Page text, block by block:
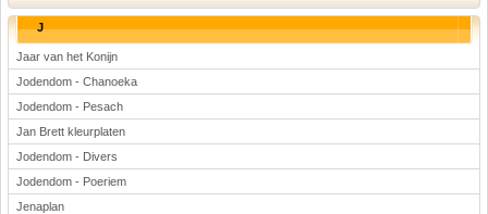
J
Jaar van het Konijn
Jodendom - Chanoeka
Jodendom - Pesach
Jan Brett kleurplaten
Jodendom - Divers
Jodendom - Poeriem
Jenaplan